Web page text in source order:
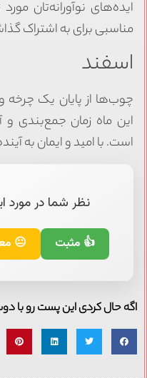
ایده‌های نوآورانه‌تان
مناسبی برای به اشتراک
اسفند
چوب‌ها از پایان یک
این ماه زمان جمع‌بندی
است. با امید و ایمان به
نظر شما در مورد
👍 مثبت 😐
اگه حال کردی این پست رو با